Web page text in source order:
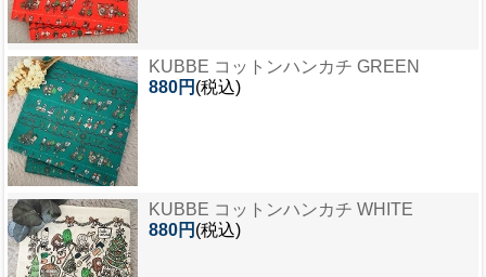
KUBBE コットンハンカチ GREEN
880円 (税込)
KUBBE コットンハンカチ WHITE
880円 (税込)